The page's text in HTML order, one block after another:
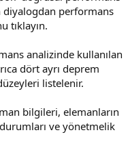
diyalogdan performans
tıklayın.
analizinde kullanılan
dört ayrı deprem
listelenir.
bilgileri, elemanların
ve yönetmelik